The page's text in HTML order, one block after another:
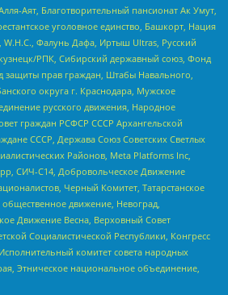
Аят, Благотворительный пансионат Ак Умут,
уголовное единство, Башкорт, Нация
W.H.С., Фалунь Дафа, Иртыш Ultras, Русский
РПК, Сибирский державный союз, Фонд
прав граждан, Штабы Навального,
округа г. Краснодара, Мужское
русского движения, Народное
граждан РСФСР СССР Архангельской
СССР, Держава Союз Советских Светлых
Районов, Meta Platforms Inc,
СИЧ-С14, Добровольческое Движение
Черный Комитет, Татарстанское
общественное движение, Невоград,
Движение Весна, Верховный Совет
Социалистической Республики, Конгресс
комитет совета народных
Этническое национальное объединение,